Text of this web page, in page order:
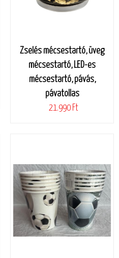
Zselés mécsestartó, üveg
mécsestartó, LED-es
mécsestartó, pávás,
pávatollas
21.990 Ft